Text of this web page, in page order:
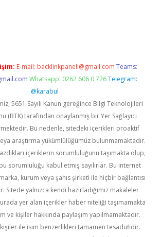
E-mail: backlinkpaneli@gmail.com Teams:
Whatsapp: 0262 606 0 726 Telegram:
@karabul
5651 Sayılı Kanun gereğince Bilgi Teknolojileri
(BTK) tarafından onaylanmış bir Yer Sağlayıcı
Bu nedenle, sitedeki içerikleri proaktif
araştırma yükümlülüğümüz bulunmamaktadır.
içeriklerin sorumluluğunu taşımakta olup,
sorumluluğu kabul etmiş sayılırlar. Bu internet
kurum veya şahıs şirketi ile hiçbir bağlantısı
Sitede yalnızca kendi hazırladığımız makaleler
yer alan içerikler haber niteliği taşımamakta
ve kişiler hakkında paylaşım yapılmamaktadır.
ile isim benzerlikleri tamamen tesadüfidir.